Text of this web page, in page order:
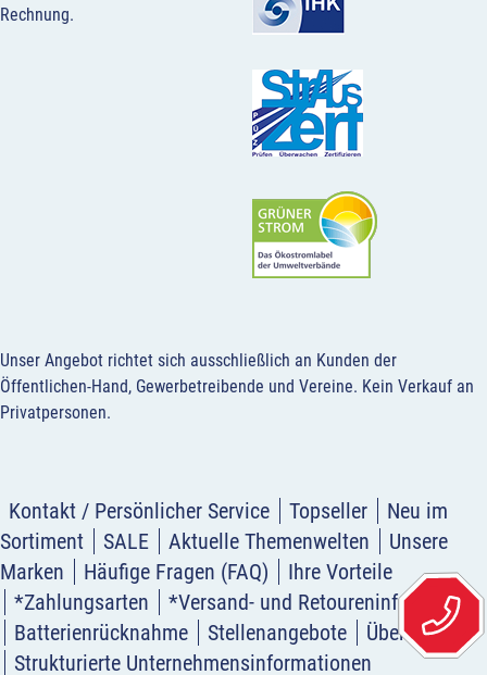
Rechnung.
Unser Angebot richtet sich ausschließlich an Kunden der
Öffentlichen-Hand, Gewerbetreibende und Vereine. Kein Verkauf an
Privatpersonen.
Kontakt / Persönlicher Service Topseller
Neu im
Sortiment
SALE Aktuelle Themenwelten
Unsere
Marken
Häufige Fragen (FAQ)
Ihre Vorteile
*Zahlungsarten
*Versand- und Retoureninformation
Batterienrücknahme
Stellenangebote
Über uns
Strukturierte Unternehmensinformationen